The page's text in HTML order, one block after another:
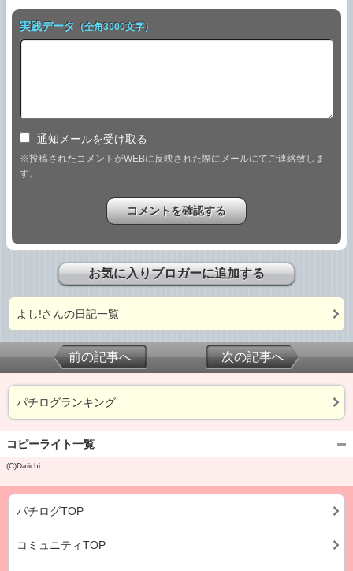
実践データ （全角3000文字）
通知メールを受け取る
※投稿されたコメントがWEBに反映された際にメールにてご連絡致しま
す。
お気に入りブロガーに追加する
よし!さんの日記一覧
前の記事へ 次の記事へ
パチログランキング
コピーライト一覧
(C)Daiichi
パチログTOP
コミュニティTOP